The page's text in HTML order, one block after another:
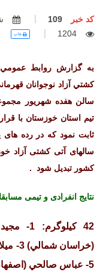
کد خبر
1204
چاپ
به گزارش روابط عمومي
سالن هفده شهريور
ثابت نمود که در رده
سالهای آتی کشتی آزاد
کشور تبدیل شود .
نتایج انفرادی و تیمی
5- عباس صالحي (اصفهان الف) و رضا اطهري (مازندران)